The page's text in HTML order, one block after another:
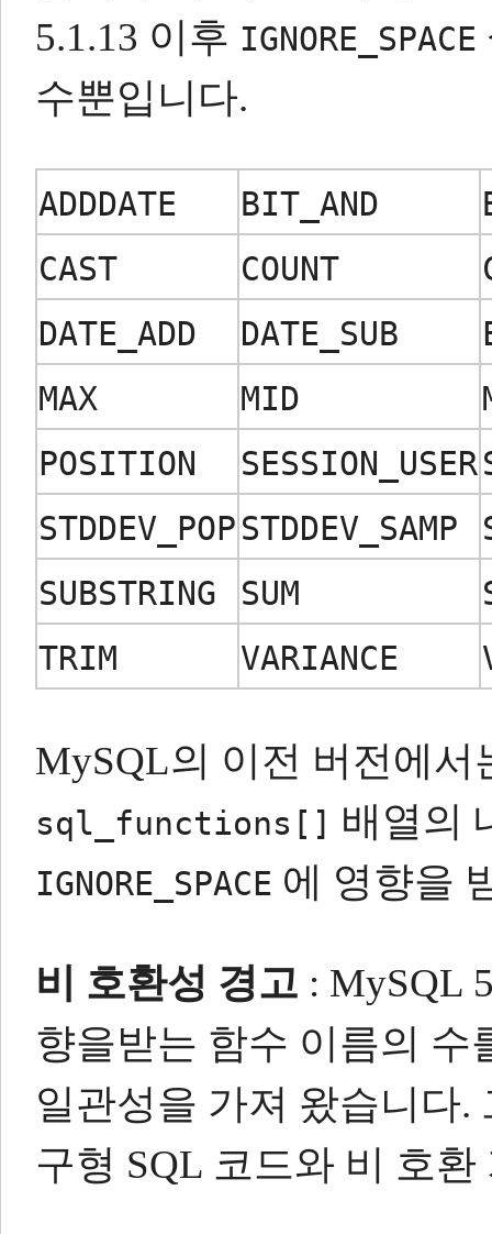
5.1.13 이후 IGNORE_SPACE
수뿐입니다.
ADDDATE BIT_AND
CAST
COUNT
DATE_ADD
DATE_SUB
MAX
MID
POSITION
SESSION_USER
STDDEV_POP STDDEV_SAMP
SUBSTRING
SUM
TRIM
VARIANCE
MySQL의 이전 버전에
sql_functions[] 배열의
IGNORE_SPACE 에 영향을
비 호환성 경고 : MySQL
향을받는 함수 이름의 수
일관성을 가져 왔습니다.
구형 SQL 코드와 비 호